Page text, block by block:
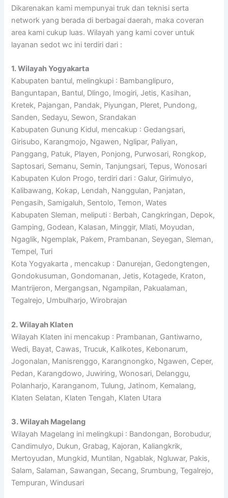
Dikarenakan kami mempunyai truk dan teknisi serta
network yang berada di berbagai daerah, maka coveran
area kami cukup luas. Wilayah yang kami cover untuk
layanan sedot wc ini terdiri dari :
1. Wilayah Yogyakarta
Kabupaten bantul, melingkupi : Bambanglipuro,
Banguntapan, Bantul, Dlingo, Imogiri, Jetis, Kasihan,
Kretek, Pajangan, Pandak, Piyungan, Pleret, Pundong,
Sanden, Sedayu, Sewon, Srandakan
Kabupaten Gunung Kidul, mencakup : Gedangsari,
Girisubo, Karangmojo, Ngawen, Nglipar, Paliyan,
Panggang, Patuk, Playen, Ponjong, Purwosari, Rongkop,
Saptosari, Semanu, Semin, Tanjungsari, Tepus, Wonosari
Kabupaten Kulon Progo, terdiri dari : Galur, Girimulyo,
Kalibawang, Kokap, Lendah, Nanggulan, Panjatan,
Pengasih, Samigaluh, Sentolo, Temon, Wates
Kabupaten Sleman, meliputi : Berbah, Cangkringan, Depok,
Gamping, Godean, Kalasan, Minggir, Mlati, Moyudan,
Ngaglik, Ngemplak, Pakem, Prambanan, Seyegan, Sleman,
Tempel, Turi
Kota Yogyakarta , mencakup : Danurejan, Gedongtengen,
Gondokusuman, Gondomanan, Jetis, Kotagede, Kraton,
Mantrijeron, Mergangsan, Ngampilan, Pakualaman,
Tegalrejo, Umbulharjo, Wirobrajan
2. Wilayah Klaten
Wilayah Klaten ini mencakup : Prambanan, Gantiwarno,
Wedi, Bayat, Cawas, Trucuk, Kalikotes, Kebonarum,
Jogonalan, Manisrenggo, Karangnongko, Ngawen, Ceper,
Pedan, Karangdowo, Juwiring, Wonosari, Delanggu,
Polanharjo, Karanganom, Tulung, Jatinom, Kemalang,
Klaten Selatan, Klaten Tengah, Klaten Utara
3. Wilayah Magelang
Wilayah Magelang ini melingkupi : Bandongan, Borobudur,
Candimulyo, Dukun, Grabag, Kajoran, Kaliangkrik,
Mertoyudan, Mungkid, Muntilan, Ngablak, Ngluwar, Pakis,
Salam, Salaman, Sawangan, Secang, Srumbung, Tegalrejo,
Tempuran, Windusari